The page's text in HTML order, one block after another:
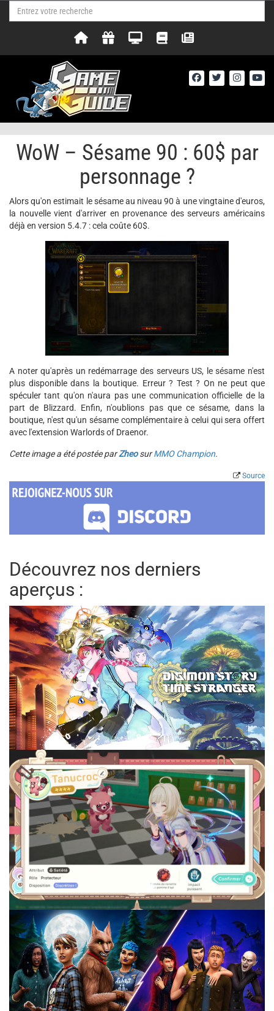
WoW – Sésame 90 : 60$ par
personnage ?
Alors qu'on estimait le sésame au niveau 90 à une vingtaine d'euros,
la nouvelle vient d'arriver en provenance des serveurs américains
déjà en version 5.4.7 : cela coûte 60$.
A noter qu'après un redémarrage des serveurs US, le sésame n'est
plus disponible dans la boutique. Erreur ? Test ? On ne peut que
spéculer tant qu'on n'aura pas une communication officielle de la
part de Blizzard. Enfin, n'oublions pas que ce sésame, dans la
boutique, n'est qu'un sésame complémentaire à celui qui sera offert
avec l'extension Warlords of Draenor.
Cette image a été postée parZheosurMMO Champion.
Source
Découvrez nos derniers
aperçus :